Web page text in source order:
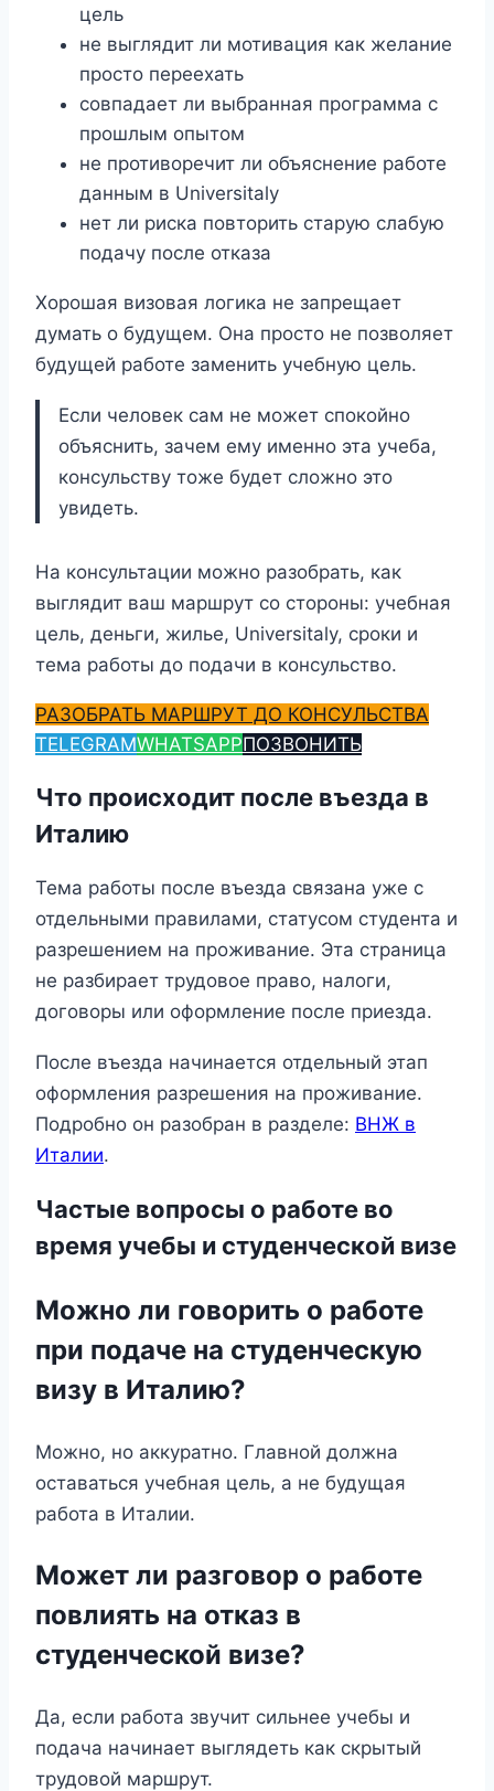
цель
не выглядит ли мотивация как желание
просто переехать
совпадает ли выбранная программа с
прошлым опытом
не противоречит ли объяснение работе
данным в Universitaly
нет ли риска повторить старую слабую
подачу после отказа
Хорошая визовая логика не запрещает
думать о будущем. Она просто не позволяет
будущей работе заменить учебную цель.
Если человек сам не может спокойно
объяснить, зачем ему именно эта учеба,
консульству тоже будет сложно это
увидеть.
На консультации можно разобрать, как
выглядит ваш маршрут со стороны: учебная
цель, деньги, жилье, Universitaly, сроки и
тема работы до подачи в консульство.
РАЗОБРАТЬ МАРШРУТ ДО КОНСУЛЬСТВА
TELEGRAMWHATSAPPПОЗВОНИТЬ
Что происходит после въезда в
Италию
Тема работы после въезда связана уже с
отдельными правилами, статусом студента и
разрешением на проживание. Эта страница
не разбирает трудовое право, налоги,
договоры или оформление после приезда.
После въезда начинается отдельный этап
оформления разрешения на проживание.
Подробно он разобран в разделе: ВНЖ в
Италии.
Частые вопросы о работе во
время учебы и студенческой визе
Можно ли говорить о работе
при подаче на студенческую
визу в Италию?
Можно, но аккуратно. Главной должна
оставаться учебная цель, а не будущая
работа в Италии.
Может ли разговор о работе
повлиять на отказ в
студенческой визе?
Да, если работа звучит сильнее учебы и
подача начинает выглядеть как скрытый
трудовой маршрут.